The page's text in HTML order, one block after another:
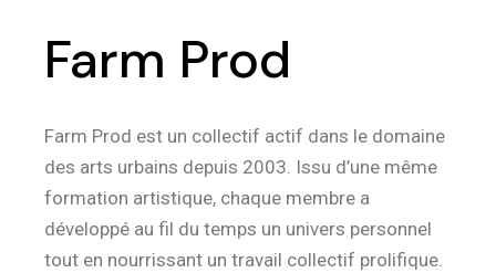
Farm Prod
Farm Prod est un collectif actif dans le domaine
des arts urbains depuis 2003. Issu d’une même
formation artistique, chaque membre a
développé au fil du temps un univers personnel
tout en nourrissant un travail collectif prolifique.